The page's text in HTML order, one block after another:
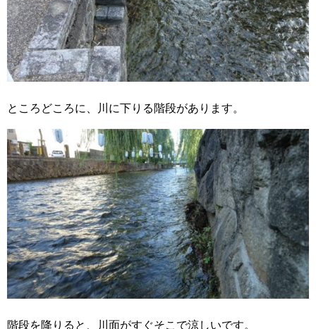
ところどころに、川に下りる階段があります。
階段を降りると、川面がすぐそこで涼しいです。